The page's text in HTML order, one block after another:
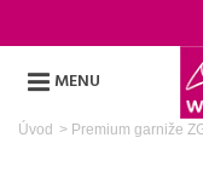
MENU
Úvod > Premium garniže